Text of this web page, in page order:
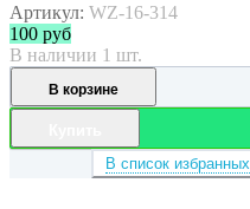
Артикул: WZ-16-314
100 руб
В наличии 1 шт.
В корзине
В список избранных